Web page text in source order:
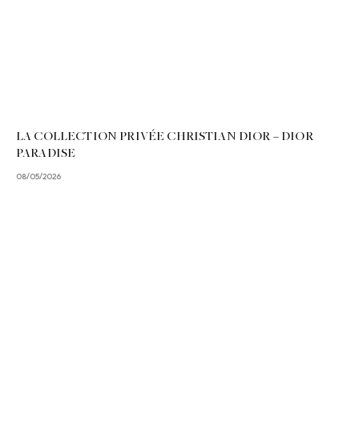
LA COLLECTION PRIVÉE CHRISTIAN DIOR – DIOR
PARADISE
08/05/2026